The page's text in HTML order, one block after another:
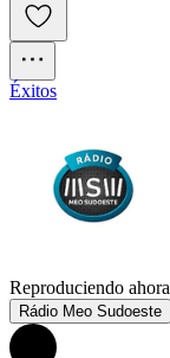
Éxitos
Reproduciendo ahora
Rádio Meo Sudoeste